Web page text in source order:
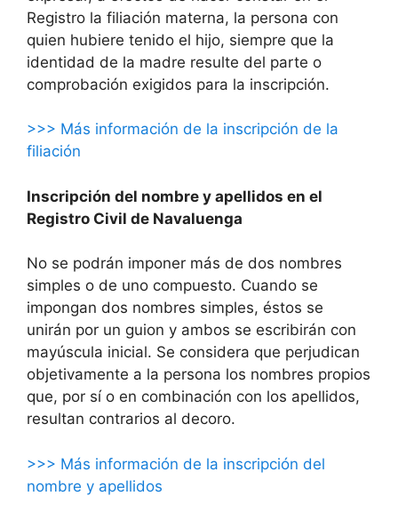
Registro la filiación materna, la persona con
quien hubiere tenido el hijo, siempre que la
identidad de la madre resulte del parte o
comprobación exigidos para la inscripción.
>>> Más información de la inscripción de la
filiación
Inscripción del nombre y apellidos en el
Registro Civil de Navaluenga
No se podrán imponer más de dos nombres
simples o de uno compuesto. Cuando se
impongan dos nombres simples, éstos se
unirán por un guion y ambos se escribirán con
mayúscula inicial. Se considera que perjudican
objetivamente a la persona los nombres propios
que, por sí o en combinación con los apellidos,
resultan contrarios al decoro.
>>> Más información de la inscripción del
nombre y apellidos